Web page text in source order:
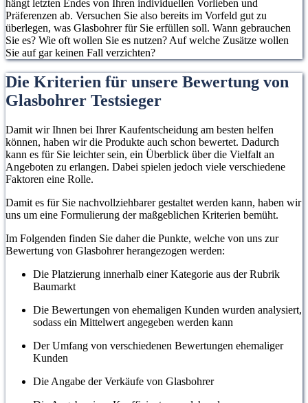
hängt letzten Endes von Ihren individuellen Vorlieben und
Präferenzen ab. Versuchen Sie also bereits im Vorfeld gut zu
überlegen, was Glasbohrer für Sie erfüllen soll. Wann gebrauchen
Sie es? Wie oft wollen Sie es nutzen? Auf welche Zusätze wollen
Sie auf gar keinen Fall verzichten?
Die Kriterien für unsere Bewertung von
Glasbohrer Testsieger
Damit wir Ihnen bei Ihrer Kaufentscheidung am besten helfen
können, haben wir die Produkte auch schon bewertet. Dadurch
kann es für Sie leichter sein, ein Überblick über die Vielfalt an
Angeboten zu erlangen. Dabei spielen jedoch viele verschiedene
Faktoren eine Rolle.
Damit es für Sie nachvollziehbarer gestaltet werden kann, haben wir
uns um eine Formulierung der maßgeblichen Kriterien bemüht.
Im Folgenden finden Sie daher die Punkte, welche von uns zur
Bewertung von Glasbohrer herangezogen werden:
Die Platzierung innerhalb einer Kategorie aus der Rubrik
Baumarkt
Die Bewertungen von ehemaligen Kunden wurden analysiert,
sodass ein Mittelwert angegeben werden kann
Der Umfang von verschiedenen Bewertungen ehemaliger
Kunden
Die Angabe der Verkäufe von Glasbohrer